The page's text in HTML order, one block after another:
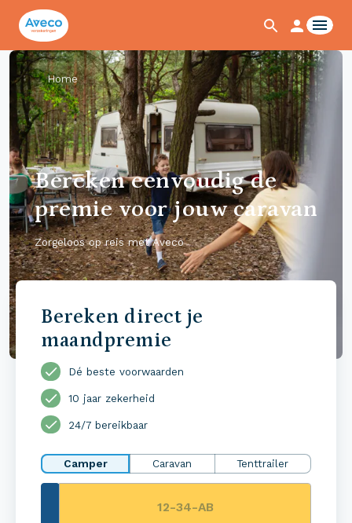
Home
Bereken eenvoudig de
premie voor jouw caravan
Zorgeloos op reis met Aveco
Bereken direct je
maandpremie
Dé beste voorwaarden
10 jaar zekerheid
24/7 bereikbaar
Camper Caravan Tenttrailer